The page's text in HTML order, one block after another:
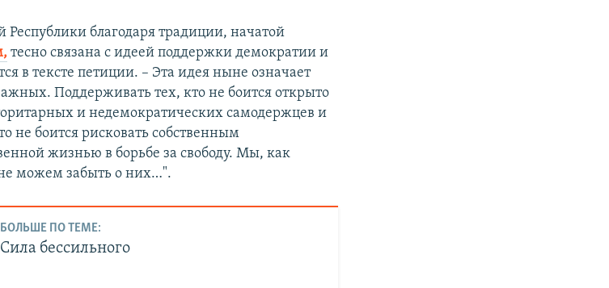
благодаря традиции, начатой
тесно связана с идеей поддержки демократии и
в тексте петиции. – Эта идея ныне означает
Поддерживать тех, кто не боится открыто
и недемократических самодержцев и
не боится рисковать собственным
жизнью в борьбе за свободу. Мы, как
не можем забыть о них…".
БОЛЬШЕ ПО ТЕМЕ:
Сила бессильного